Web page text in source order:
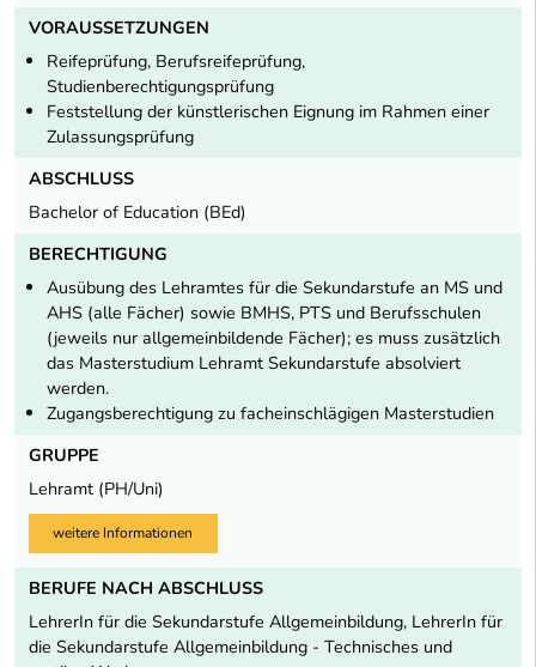
VORAUSSETZUNGEN
Reifeprüfung, Berufsreifeprüfung,
Studienberechtigungsprüfung
Fest­stel­lung der künstlerischen Eignung im Rahmen einer
Zulassungsprüfung
ABSCHLUSS
Bachelor of Education (BEd)
BERECHTIGUNG
Ausübung des Lehramtes für die Sekundarstufe an MS und
AHS (alle Fächer) sowie BMHS, PTS und Berufsschulen
(jeweils nur allgemeinbildende Fächer); es muss zusätzlich
das Masterstudium Lehramt Sekundarstufe absolviert
werden.
Zugangsberechtigung zu facheinschlägigen Masterstudien
GRUPPE
Lehramt (PH/Uni)
weitere Informationen
BERUFE NACH ABSCHLUSS
LehrerIn für die Sekundarstufe Allgemeinbildung, LehrerIn für
die Sekundarstufe Allgemeinbildung - Technisches und